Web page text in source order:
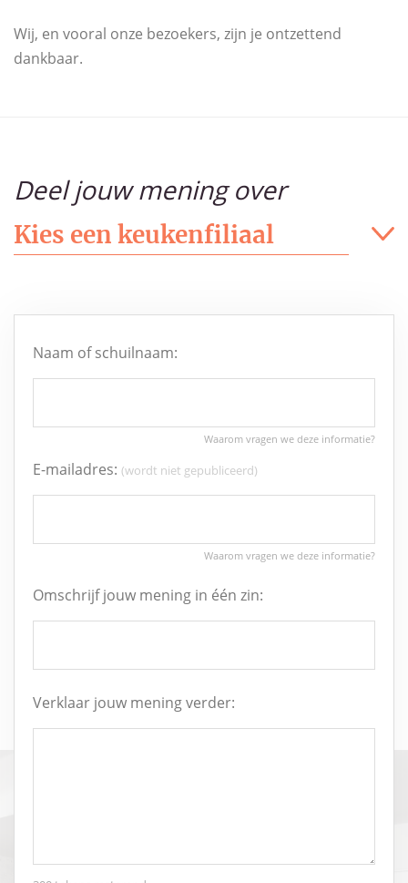
Wij, en vooral onze bezoekers, zijn je ontzettend
dankbaar.
Deel jouw mening over
Naam of schuilnaam:
E-mailadres: (wordt niet gepubliceerd)
Omschrijf jouw mening in één zin:
Verklaar jouw mening verder: